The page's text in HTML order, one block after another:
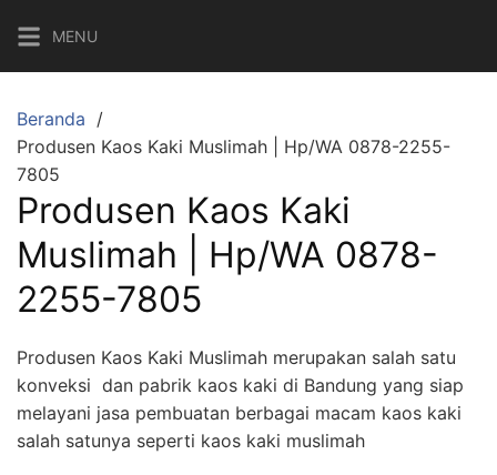
ke
konten
MENU
Beranda
Produsen Kaos Kaki Muslimah | Hp/WA 0878-2255-
7805
Produsen Kaos Kaki
Muslimah | Hp/WA 0878-
2255-7805
Produsen Kaos Kaki Muslimah merupakan salah satu
konveksi dan pabrik kaos kaki di Bandung yang siap
melayani jasa pembuatan berbagai macam kaos kaki
salah satunya seperti kaos kaki muslimah